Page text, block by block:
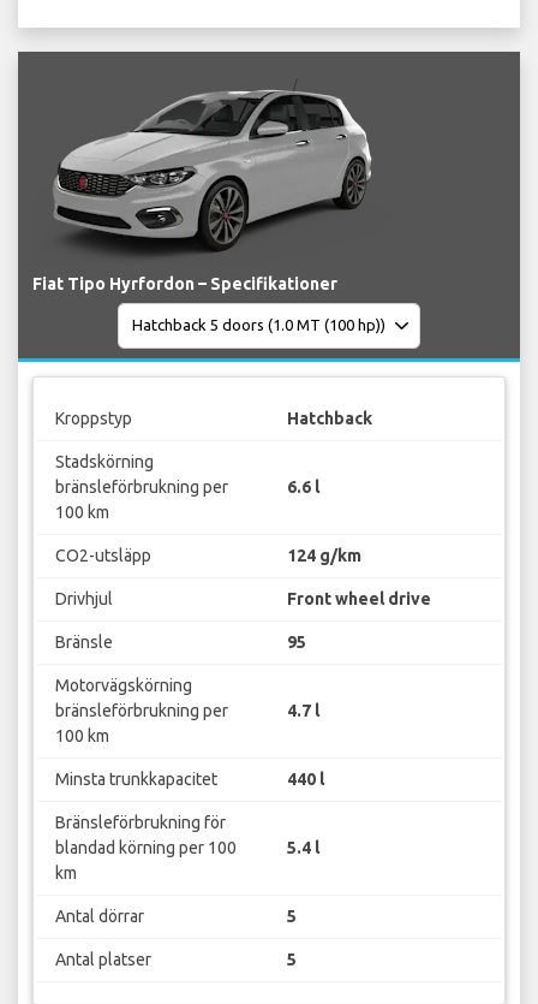
Fiat Tipo Hyrfordon – Specifikationer
Kroppstyp Hatchback
Stadskörning
bränsleförbrukning per
100 km
6.6 l
CO2-utsläpp 124 g/km
Drivhjul Front wheel drive
Bränsle 95
Motorvägskörning
bränsleförbrukning per
100 km
4.7 l
Minsta trunkkapacitet 440 l
Bränsleförbrukning för
blandad körning per 100
km
5.4 l
Antal dörrar 5
Antal platser 5